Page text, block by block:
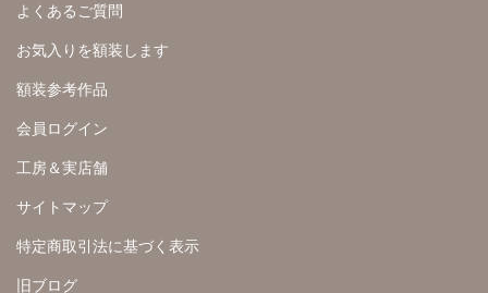
よくあるご質問
お気入りを額装します
額装参考作品
会員ログイン
工房＆実店舗
サイトマップ
特定商取引法に基づく表示
旧ブログ